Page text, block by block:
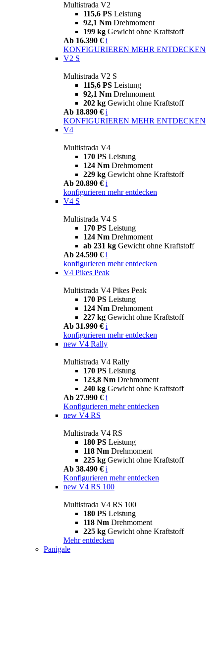
Multistrada V2
115,6 PS Leistung
92,1 Nm Drehmoment
199 kg Gewicht ohne Kraftstoff
Ab 16.390 € i
KONFIGURIEREN MEHR ENTDECKEN
V2 S
Multistrada V2 S
115,6 PS Leistung
92,1 Nm Drehmoment
202 kg Gewicht ohne Kraftstoff
Ab 18.890 € i
KONFIGURIEREN MEHR ENTDECKEN
V4
Multistrada V4
170 PS Leistung
124 Nm Drehmoment
229 kg Gewicht ohne Kraftstoff
Ab 20.890 € i
konfigurieren mehr entdecken
V4 S
Multistrada V4 S
170 PS Leistung
124 Nm Drehmoment
ab 231 kg Gewicht ohne Kraftstoff
Ab 24.590 € i
konfigurieren mehr entdecken
V4 Pikes Peak
Multistrada V4 Pikes Peak
170 PS Leistung
124 Nm Drehmoment
227 kg Gewicht ohne Kraftstoff
Ab 31.990 € i
konfigurieren mehr entdecken
new V4 Rally
Multistrada V4 Rally
170 PS Leistung
123,8 Nm Drehmoment
240 kg Gewicht ohne Kraftstoff
Ab 27.990 € i
Konfigurieren mehr entdecken
new V4 RS
Multistrada V4 RS
180 PS Leistung
118 Nm Drehmoment
225 kg Gewicht ohne Kraftstoff
Ab 38.490 € i
Konfigurieren mehr entdecken
new V4 RS 100
Multistrada V4 RS 100
180 PS Leistung
118 Nm Drehmoment
225 kg Gewicht ohne Kraftstoff
Mehr entdecken
Panigale